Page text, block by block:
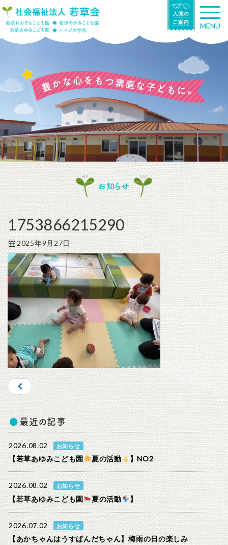
T
o
g
n
g
a
t
n
MENU
お知らせ
1753866215290
2025年9月27日
最近の記事
2026.08.02 お知らせ
【若草あゆみこども園 夏の活動 】NO2
2026.08.02 お知らせ
【若草あゆみこども園 夏の活動 】
2026.07.02 お知らせ
【あかちゃんはうすぱんだちゃん】梅雨の日の楽しみ